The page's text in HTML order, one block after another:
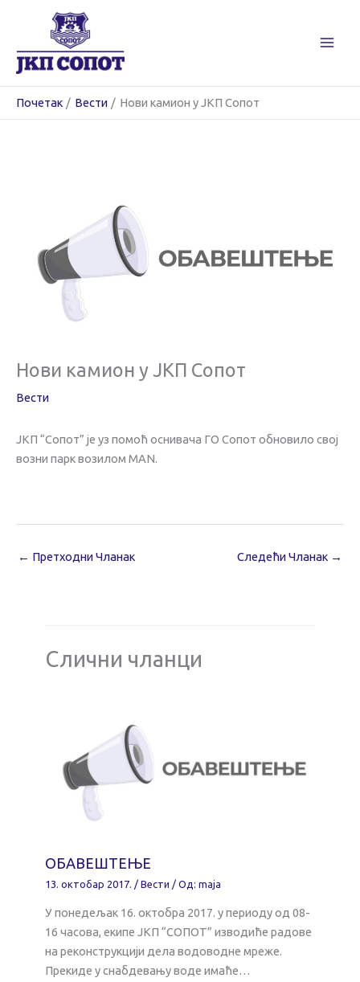
Почетак Вести Нови камион у ЈКП Сопот
Нови камион у ЈКП Сопот
Вести
ЈКП “Сопот” је уз помоћ оснивача ГО Сопот обновило свој
возни парк возилом МАN.
← Претходни Чланак Следећи Чланак →
Слични чланци
ОБАВЕШТЕЊЕ
13. октобар 2017. /Вести / Од: maja
У понедељак 16. октобра 2017. у периоду од 08-
16 часова, екипе ЈКП “СОПОТ” изводиће радове
на реконструкцији дела водоводне мреже.
Прекиде у снабдевању воде имаће…